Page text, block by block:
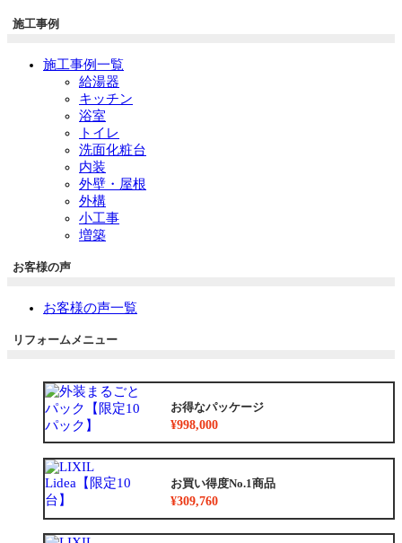
施工事例
施工事例一覧
給湯器
キッチン
浴室
トイレ
洗面化粧台
内装
外壁・屋根
外構
小工事
増築
お客様の声
お客様の声一覧
リフォームメニュー
お得なパッケージ
¥998,000
お買い得度No.1商品
¥309,760